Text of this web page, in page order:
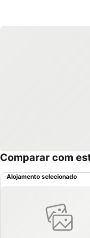
Comparar com
Alojamento selecionado